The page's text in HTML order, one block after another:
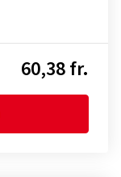
60,38 fr.